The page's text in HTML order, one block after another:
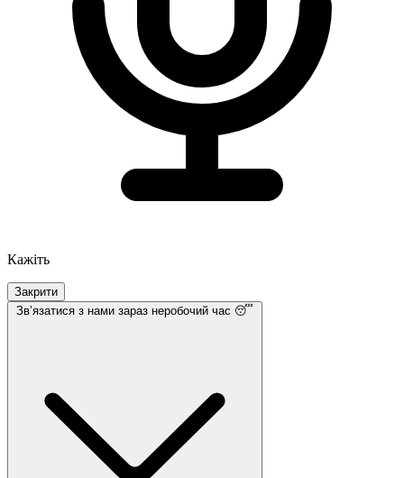
Кажіть
Закрити
Звʼязатися з нами зараз неробочий час 😴